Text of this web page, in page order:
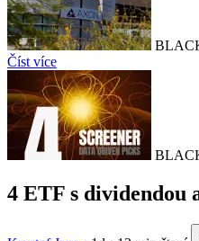
Číst více
4 ETF s dividendou